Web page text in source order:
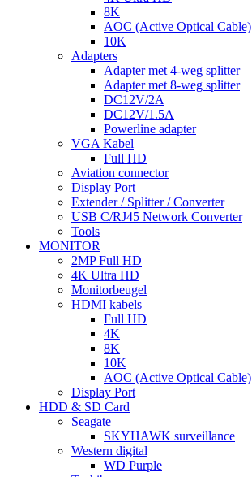
8K
AOC (Active Optical Cable)
10K
Adapters
Adapter met 4-weg splitter
Adapter met 8-weg splitter
DC12V/2A
DC12V/1.5A
Powerline adapter
VGA Kabel
Full HD
Aviation connector
Display Port
Extender / Splitter / Converter
USB C/RJ45 Network Converter
Tools
MONITOR
2MP Full HD
4K Ultra HD
Monitorbeugel
HDMI kabels
Full HD
4K
8K
10K
AOC (Active Optical Cable)
Display Port
HDD & SD Card
Seagate
SKYHAWK surveillance
Western digital
WD Purple